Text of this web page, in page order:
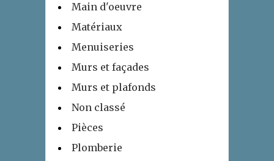
Main d'oeuvre
Matériaux
Menuiseries
Murs et façades
Murs et plafonds
Non classé
Pièces
Plomberie